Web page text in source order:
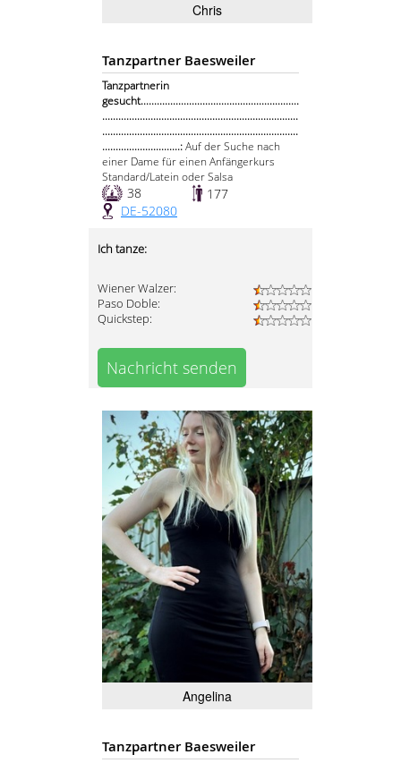
Chris
Tanzpartner Baesweiler
Tanzpartnerin
gesucht...........................................................
.........................................................................
.........................................................................
.............................:Auf der Suche nach
einer Dame für einen Anfängerkurs
Standard/Latein oder Salsa
38
177
DE-52080
Ich tanze:
Wiener Walzer:
Paso Doble:
Quickstep:
Nachricht senden
Angelina
Tanzpartner Baesweiler